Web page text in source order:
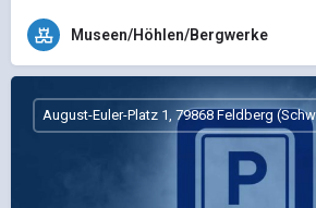
Museen/Höhlen/Bergwerke
August-Euler-Platz 1, 79868 Feldberg